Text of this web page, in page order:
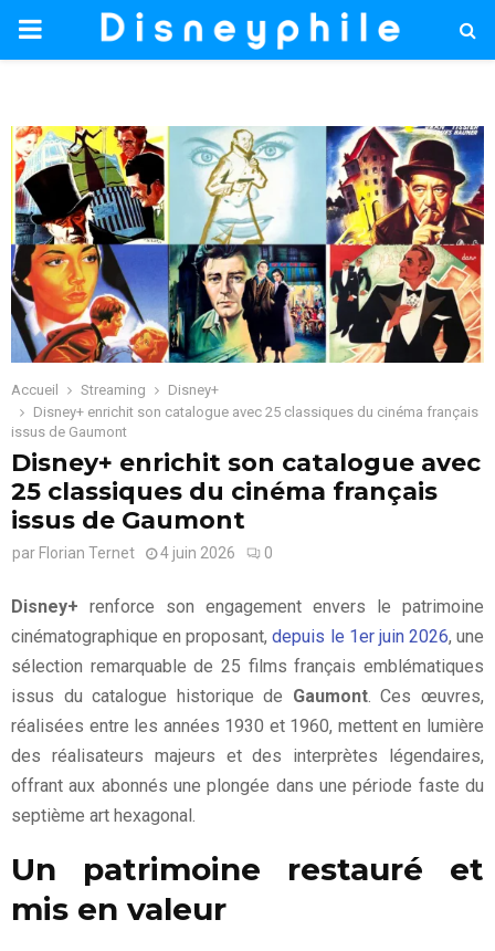
PRIMARY
Accueil Streaming
Disney+
Disney+ enrichit son catalogue avec 25 classiques du cinéma français
issus de Gaumont
Disney+ enrichit son catalogue avec
25 classiques du cinéma français
issus de Gaumont
par Florian Ternet 4 juin 2026 0
Disney+ renforce son engagement envers le patrimoine
cinématographique en proposant,depuis le 1er juin 2026, une
sélection remarquable de 25 films français emblématiques
issus du catalogue historique de Gaumont. Ces œuvres,
réalisées entre les années 1930 et 1960, mettent en lumière
des réalisateurs majeurs et des interprètes légendaires,
offrant aux abonnés une plongée dans une période faste du
septième art hexagonal.
Un patrimoine restauré et
mis en valeur